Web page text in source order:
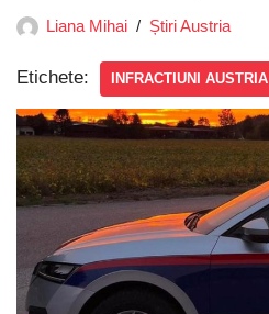
Liana Mihai Știri Austria
Etichete: INFRACTIUNI AUSTRIA